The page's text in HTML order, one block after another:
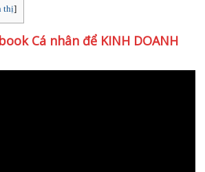
thị]
Cá nhân để KINH DOANH